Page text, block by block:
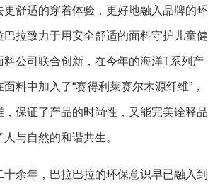
更舒适的穿着体验，更好地融入品牌的环
拉致力于用安全舒适的面料守护儿童健
料公司联合创新，在今年的海洋T系列产
料中加入了“赛得利莱赛尔木源纤维”，
保证了产品的时尚性，又能完美诠释品
与自然的和谐共生。
余年，巴拉巴拉的环保意识早已融入到